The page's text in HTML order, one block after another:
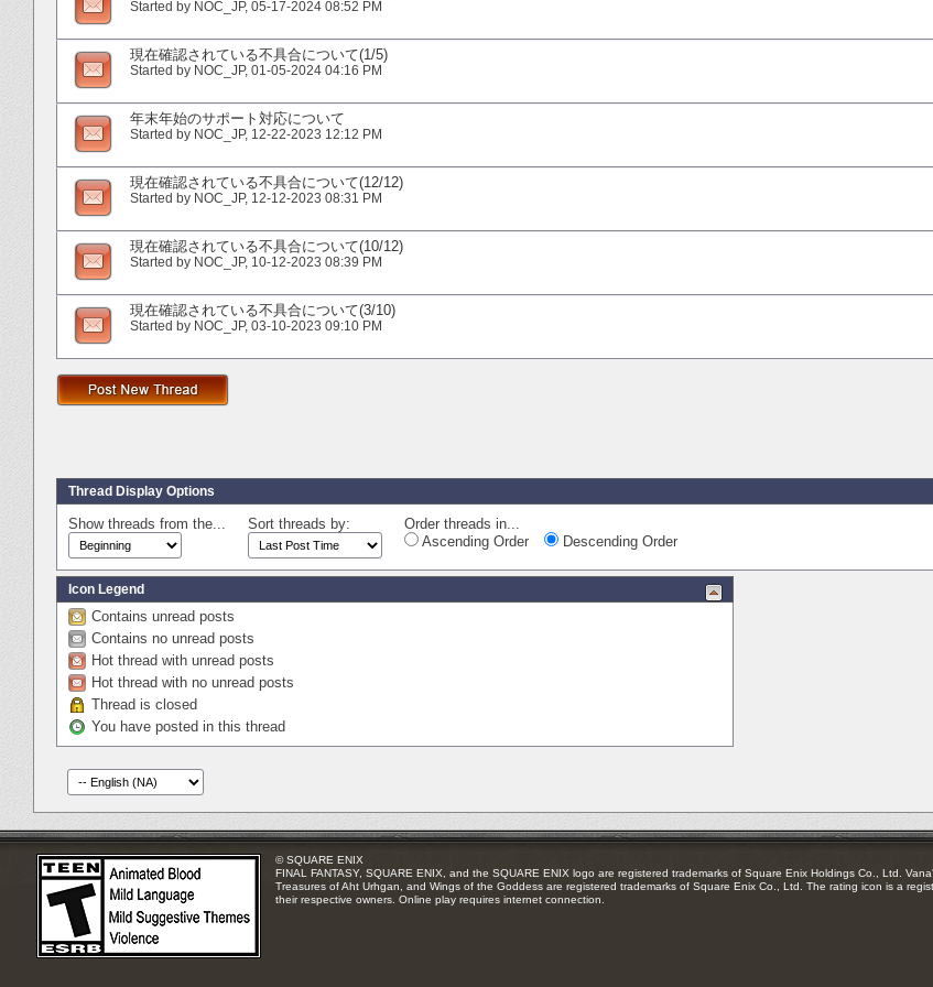
Started by NOC_JP‎, 05-17-2024 08:52 PM
現在確認されている不具合について(1/5)
Started by NOC_JP‎, 01-05-2024 04:16 PM
年末年始のサポート対応について
Started by NOC_JP‎, 12-22-2023 12:12 PM
現在確認されている不具合について(12/12)
Started by NOC_JP‎, 12-12-2023 08:31 PM
現在確認されている不具合について(10/12)
Started by NOC_JP‎, 10-12-2023 08:39 PM
現在確認されている不具合について(3/10)
Started by NOC_JP‎, 03-10-2023 09:10 PM
Thread Display Options
Show threads from the... Sort threads by:
Order threads in...
Ascending Order
Descending Order
Icon Legend
Contains unread posts
Contains no unread posts
Hot thread with unread posts
Hot thread with no unread posts
Thread is closed
You have posted in this thread
© SQUARE ENIX
FINAL FANTASY, SQUARE ENIX, and the SQUARE ENIX logo are registered trademarks of Square Enix Holdings Co., Ltd.
Treasures of Aht Urhgan, and Wings of the Goddess are registered trademarks of Square Enix Co., Ltd. The rating icon is a
their respective owners. Online play requires internet connection.